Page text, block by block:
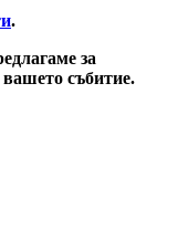
.
за
вашето събитие.